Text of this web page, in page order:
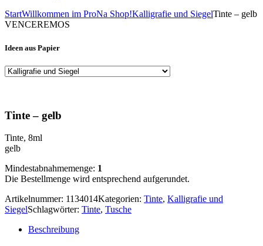
StartWillkommen im ProNa Shop!Kalligrafie und SiegelTinte – gelb
VENCEREMOS
Ideen aus Papier
Tinte – gelb
Tinte, 8ml
gelb
Mindestabnahmemenge: 1
Die Bestellmenge wird entsprechend aufgerundet.
Artikelnummer: 1134014Kategorien: Tinte, Kalligrafie und
SiegelSchlagwörter: Tinte, Tusche
Beschreibung